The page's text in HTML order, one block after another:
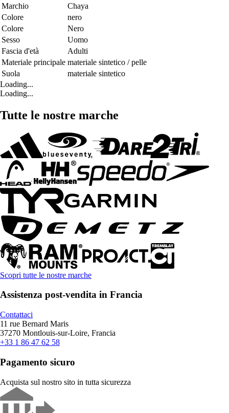
Marchio
Chaya
Colore
nero
Colore
Nero
Sesso
Uomo
Fascia d'età
Adulti
Materiale principale materiale sintetico / pelle
Suola
materiale sintetico
Loading...
Loading...
Tutte le nostre marche
Scopri tutte le nostre marche
Assistenza post-vendita in Francia
Contattaci
11 rue Bernard Maris
37270 Montlouis-sur-Loire, Francia
+33 1 86 47 62 58
Pagamento sicuro
Acquista sul nostro sito in tutta sicurezza